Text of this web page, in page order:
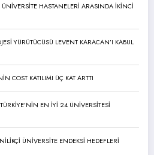
HASTANELERİ ARASINDA İKİNCİ
YÜRÜTÜCÜSÜ LEVENT KARACAN’I KABUL
COST KATILIMI ÜÇ KAT ARTTI
EN İYİ 24 ÜNİVERSİTESİ
ÜNİVERSİTE ENDEKSİ HEDEFLERİ